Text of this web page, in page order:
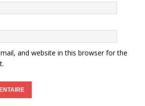
and website in this browser for the